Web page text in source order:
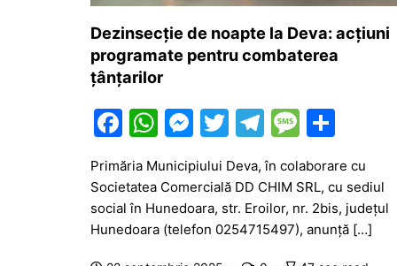
Dezinsecție de noapte la Deva: acțiuni
programate pentru combaterea
țânțarilor
F
a
c
e
b
W
at
s
A
M
e
s
s
e
T
itt
er
T
el
e
gr
a
M
s
s
a
ta
je
a
Primăria Municipiului Deva, în colaborare cu
Societatea Comercială DD CHIM SRL, cu sediul
social în Hunedoara, str. Eroilor, nr. 2bis, județul
Hunedoara (telefon 0254715497), anunță […]